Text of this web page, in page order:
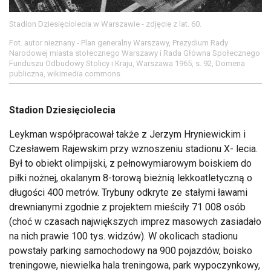
Stadion Dziesięciolecia w Warszawie - zdjęcie z lat. 60.
Fot. autor nieznany - Plan generalny Warszawy, Prezydium Rady
Narodowej miasta stołecznego Warszawy i Rada Główna Społecznego
Funduszu Odbudowy Stolicy i Kraju, Warszawa 1965, s. 92, Domena
publiczna, wikimedia commons
Stadion Dziesięciolecia
Leykman współpracował także z Jerzym Hryniewickim i
Czesławem Rajewskim przy wznoszeniu stadionu X- lecia.
Był to obiekt olimpijski, z pełnowymiarowym boiskiem do
piłki nożnej, okalanym 8-torową bieżnią lekkoatletyczną o
długości 400 metrów. Trybuny odkryte ze stałymi ławami
drewnianymi zgodnie z projektem mieściły 71 008 osób
(choć w czasach największych imprez masowych zasiadało
na nich prawie 100 tys. widzów). W okolicach stadionu
powstały parking samochodowy na 900 pojazdów, boisko
treningowe, niewielka hala treningowa, park wypoczynkowy,